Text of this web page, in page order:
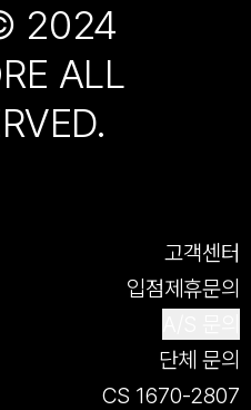
2024
ALL
고객센터
입점제휴문의
단체 문의
CS 1670-2807